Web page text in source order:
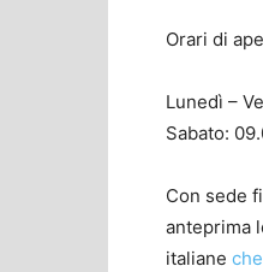
Orari di
Lunedì –
Sabato:
Con sede
anteprima
italiane